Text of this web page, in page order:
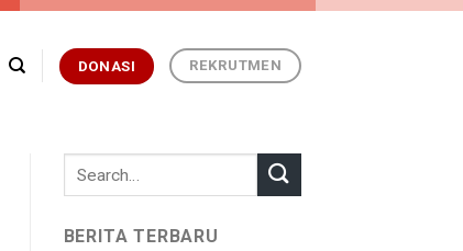
DONASI REKRUTMEN
BERITA TERBARU